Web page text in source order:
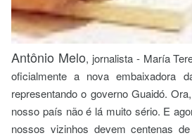
Antônio Melo, jornalista - María
oficialmente a nova embaixadora
representando o governo Guaidó.
nosso país não é lá muito sério. E
nossos vizinhos devem centenas